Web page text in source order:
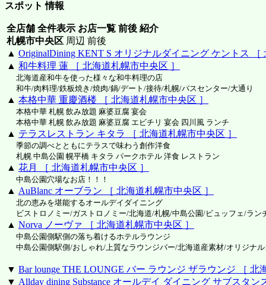
スポット 情報
全店舗 全件表示 お店一覧 前後 紹介
札幌市中央区 周辺 前後
▲ OriginalDining KENT S オリジナルダイニング ケントス ［
▲ 和牛料理 蓮 ［ 北海道札幌市中央区 ］
北海道産和牛を使った様々な和牛料理の店
和牛/肉料理/鉄板焼き/焼肉/鍋/デート/接待/札幌/バスセンター/大通り
▲ 本格中華 重慶酒楼 ［ 北海道札幌市中央区 ］
本格中華 札幌 飲み放題 麻婆豆腐 宴会
本格中華 札幌 飲み放題 麻婆豆腐 エビチリ 宴会 四川風 ランチ
▲ テラスレストラン キタラ ［ 北海道札幌市中央区 ］
季節の調べとともにテラスで味わう創作洋食
札幌 中島公園 幌平橋 キタラ パークホテル 洋食 レストラン
▲ 花月 ［ 北海道札幌市中央区 ］
中島公園穴場なお店！！！
▲ AuBlanc オーブラン ［ 北海道札幌市中央区 ］
北の恵みを堪能するオールデイダイニング
ビストロノミー/ガストロノミー/北海道/札幌/中島公園/ビュッフェ/ラン
▲ Norva ノーヴァ ［ 北海道札幌市中央区 ］
中島公園側駅側の落ち着けるホテルラウンジ
中島公園側駅側/おしゃれ/上質なラウンジバー/北海道産素材/オリジナ
▼ Bar lounge THE LOUNGE バー ラウンジ ザラウンジ ［ 北
▼ Allday dining Substance オールデイ ダイニング サブスタ